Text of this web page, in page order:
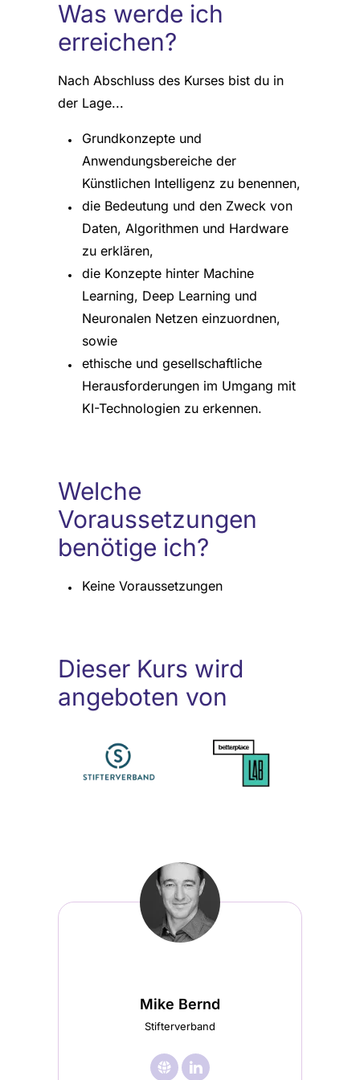
Was werde ich
erreichen?
Nach Abschluss des Kurses bist du in
der Lage...
Grundkonzepte und
Anwendungsbereiche der
Künstlichen Intelligenz zu benennen,
die Bedeutung und den Zweck von
Daten, Algorithmen und Hardware
zu erklären,
die Konzepte hinter Machine
Learning, Deep Learning und
Neuronalen Netzen einzuordnen,
sowie
ethische und gesellschaftliche
Herausforderungen im Umgang mit
KI-Technologien zu erkennen.
Welche
Voraussetzungen
benötige ich?
Keine Voraussetzungen
Dieser Kurs wird
angeboten von
Mike Bernd
Stifterverband
🌐︎Besuche
Besuche